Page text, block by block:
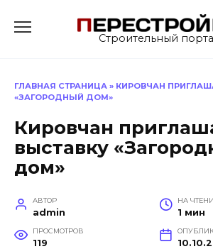
Строительный
ГЛАВНАЯ СТРАНИЦА » КИРОВЧАН
«ЗАГОРОДНЫЙ ДОМ»
Кировчан
выставку
дом»
АВТОР
admin
НА
1 мин
ПРОСМОТРОВ
119